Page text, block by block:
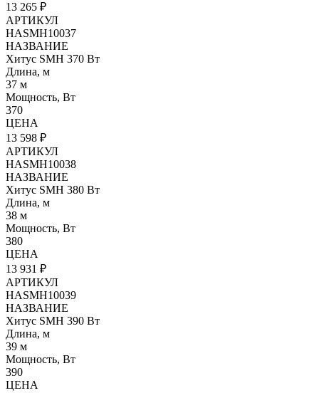
13 265 ₽
АРТИКУЛ
HASMH10037
НАЗВАНИЕ
Хитус SMH 370 Вт
Длина, м
37 м
Мощность, Вт
370
ЦЕНА
13 598 ₽
АРТИКУЛ
HASMH10038
НАЗВАНИЕ
Хитус SMH 380 Вт
Длина, м
38 м
Мощность, Вт
380
ЦЕНА
13 931 ₽
АРТИКУЛ
HASMH10039
НАЗВАНИЕ
Хитус SMH 390 Вт
Длина, м
39 м
Мощность, Вт
390
ЦЕНА